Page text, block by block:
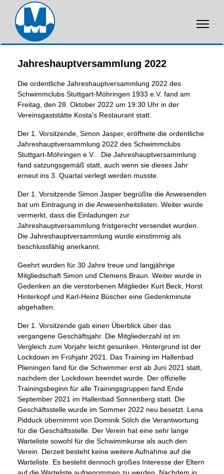
Jahreshauptversammlung 2022
Die ordentliche Jahreshauptversammlung 2022 des
Schwimmclubs Stuttgart-Möhringen 1933 e.V. fand am
Freitag, den 28. Oktober 2022 um 19:30 Uhr in der
Vereinsgaststätte Kosta's Restaurant statt.
Der 1. Vorsitzende, Simon Jasper, eröffnete die ordentliche
Jahreshauptversammlung 2022 des Schwimmclubs
Stuttgart-Möhringen e.V.. Die Jahreshauptversammlung
fand satzungsgemäß statt, auch wenn sie dieses Jahr
erneut ins 3. Quartal verlegt werden musste.
Der 1. Vorsitzende Simon Jasper begrüßte die Anwesenden
bat um Eintragung in die Anwesenheitslisten. Weiter wurde
vermerkt, dass die Einladungen zur
Jahreshauptversammlung fristgerecht versendet wurden.
Die Jahreshauptversammlung wurde einstimmig als
beschlussfähig anerkannt.
Geehrt wurden für 30 Jahre treue und langjährige
Mitgliedschaft Simon und Clemens Braun. Weiter wurde in
Gedenken an die verstorbenen Mitglieder Kurt Beck, Horst
Hinterkopf und Karl-Heinz Büscher eine Gedenkminute
abgehalten.
Der 1. Vorsitzende gab einen Überblick über das
vergangene Geschäftsjahr. Die Mitgliederzahl ist im
Vergleich zum Vorjahr leicht gesunken. Hintergrund ist der
Lockdown im Frühjahr 2021. Das Training im Hallenbad
Plieningen fand für die Schwimmer erst ab Juni 2021 statt,
nachdem der Lockdown beendet wurde. Der offizielle
Trainingsbeginn für alle Trainingsgruppen fand Ende
September 2021 im Hallenbad Sonnenberg statt. Die
Geschäftsstelle wurde im Sommer 2022 neu besetzt. Lena
Pidduck übernimmt von Dominik Sölch die Verantwortung
für die Geschäftsstelle. Der Verein hat eine sehr lange
Warteliste sowohl für die Schwimmkurse als auch den
Verein. Derzeit besteht keine weitere Aufnahme auf die
Warteliste. Es besteht dennoch großes Interesse der Eltern